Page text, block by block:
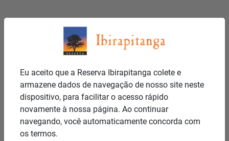
Eu aceito que a Reserva Ibirapitanga colete e
armazene dados de navegação de nosso site neste
dispositivo, para facilitar o acesso rápido
novamente à nossa página. Ao continuar
navegando, você automaticamente concorda com
os termos.